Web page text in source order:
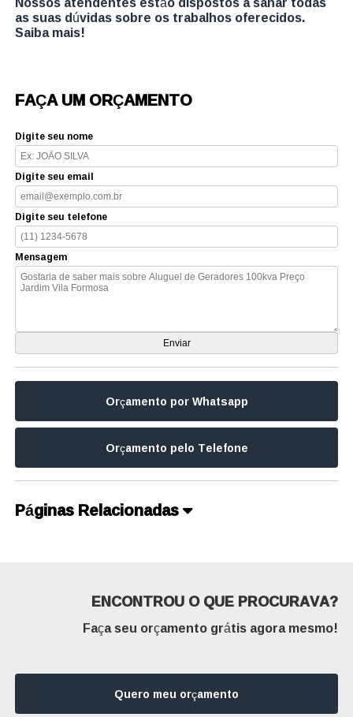
as suas dúvidas sobre os trabalhos oferecidos.
Saiba mais!
FAÇA UM ORÇAMENTO
Digite seu nome
Digite seu email
Digite seu telefone
Mensagem
Orçamento por Whatsapp
Orçamento pelo Telefone
Páginas Relacionadas
ENCONTROU O QUE PROCURAVA?
Faça seu orçamento grátis agora mesmo!
Quero meu orçamento